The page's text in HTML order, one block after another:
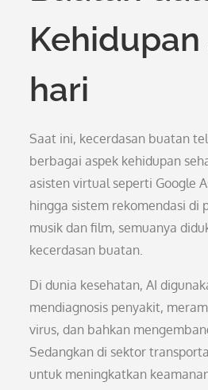
hari
Saat ini, kecerdasan buatan
berbagai aspek kehidupan
asisten virtual seperti Google
hingga sistem rekomendasi di
musik dan film, semuanya
kecerdasan buatan.
Di dunia kesehatan, AI
mendiagnosis penyakit,
virus, dan bahkan
Sedangkan di sektor
untuk meningkatkan